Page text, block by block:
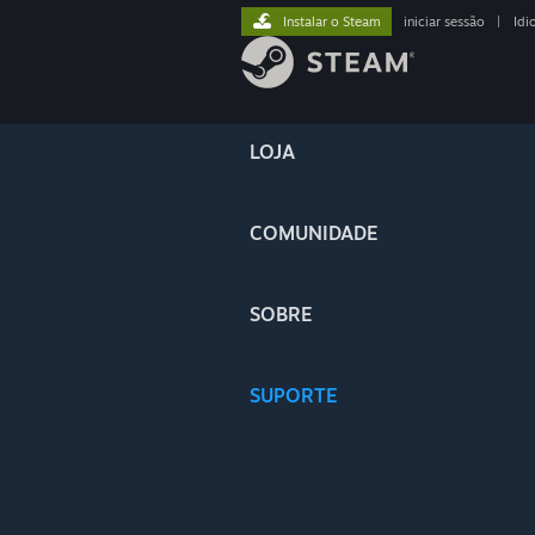
LOJA
COMUNIDADE
SOBRE
SUPORTE
Instalar o Steam iniciar sessão